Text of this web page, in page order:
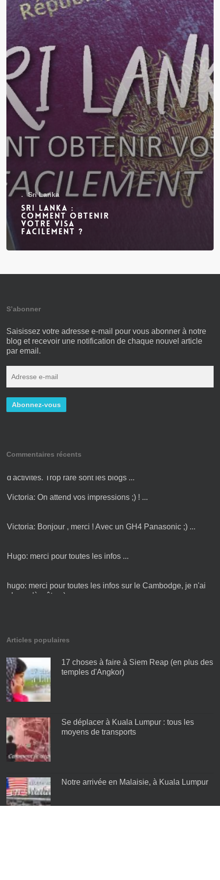
. Sri Lanka
Sri Lanka :
Comment obtenir
votre visa
facilement ?
S’abonner
Saisissez votre adresse e-mail pour vous abonner à notre
blog et recevoir une notification de chaque nouvel article
par email.
Commentaires récents
Victoria: On attend vos impressions ;) ! ...
Victoria: Bonjour , merci ! Avec un GH4 Panasonic ;) ...
Hugo: merci pour toutes les infos ...
hugo:
merci pour toutes les infos sur le Cambodge, je n'ai
plus qu'à y être :) ...
Articles populaires
17 choses à faire à Siem Reap (en plus des
temples d'Angkor)
Se déplacer à Kuala Lumpur : tous les
moyens de transports
Notre arrivée en Malaisie, à Kuala Lumpur